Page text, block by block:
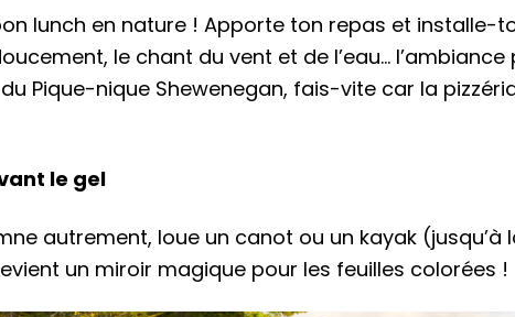
lunch en nature ! Apporte ton repas et
le chant du vent et de l’eau…
Pique-nique Shewenegan, fais-vite car la
le gel
autrement, loue un canot ou un kayak
un miroir magique pour les feuilles colorées !